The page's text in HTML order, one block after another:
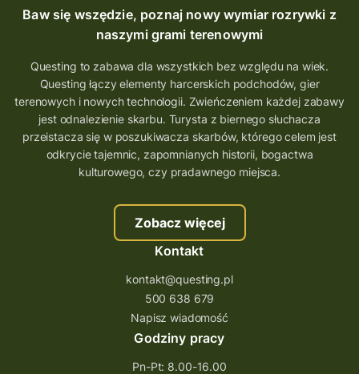
Baw się wszędzie, poznaj nowy wymiar rozrywki z
naszymi grami terenowymi
Questing to zabawa dla wszystkich bez względu na wiek.
Questing łączy elementy harcerskich podchodów, gier
terenowych i nowych technologii. Zwieńczeniem każdej zabawy
jest odnalezienie skarbu. Turysta z biernego słuchacza
przeistacza się w poszukiwacza skarbów, którego celem jest
odkrycie tajemnic, zapomnianych historii, bogactwa
kulturowego, czy pradawnego miejsca.
Zobacz więcej
Kontakt
kontakt@questing.pl
500 638 679
Napisz wiadomość
Godziny pracy
Pn-Pt: 8.00-16.00